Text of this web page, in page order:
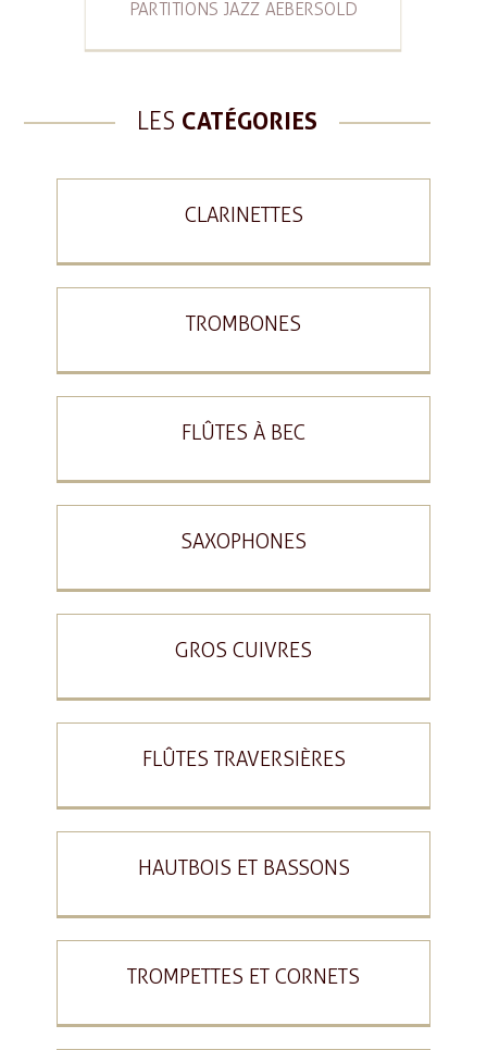
PARTITIONS JAZZ AEBERSOLD
LES CATÉGORIES
CLARINETTES
TROMBONES
FLÛTES À BEC
SAXOPHONES
GROS CUIVRES
FLÛTES TRAVERSIÈRES
HAUTBOIS ET BASSONS
TROMPETTES ET CORNETS